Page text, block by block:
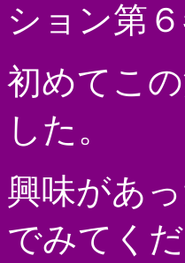
ション第
初めてこ
した。
興味があ
でみてくだ